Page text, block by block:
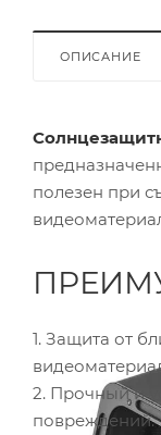
ОПИСАНИЕ
полезен при
1. Защита от
2. Прочный и
повреждений.